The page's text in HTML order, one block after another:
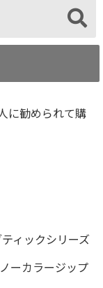
に勧められて購
ィックシリーズ
ーカラージップ